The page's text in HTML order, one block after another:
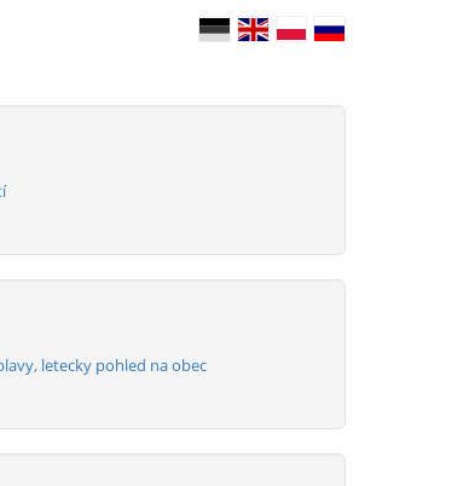
letecky pohled na obec